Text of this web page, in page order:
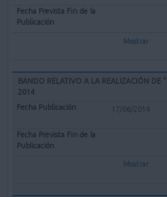
Mostrar
BANDO RELATIVO A LA REALIZACIÓN DE
2014
17/06/2014
Mostrar